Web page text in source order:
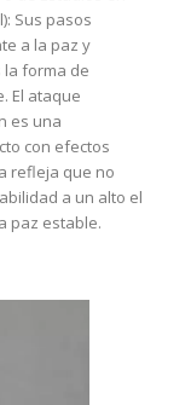
Sus pasos
a la paz y
la forma de
El ataque
es una
con efectos
refleja que no
a un alto el
paz estable.